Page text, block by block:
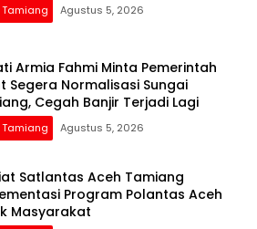
Tamiang Agustus 5, 2026
Armia Fahmi Minta Pemerintah
Segera Normalisasi Sungai
Cegah Banjir Terjadi Lagi
Tamiang Agustus 5, 2026
Satlantas Aceh Tamiang
Program Polantas Aceh
Masyarakat